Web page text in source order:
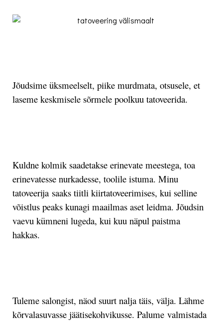
Jõudsime üksmeelselt, piike murdmata, otsusele, et
laseme keskmisele sõrmele poolkuu tatoveerida.
Kuldne kolmik saadetakse erinevate meestega, toa
erinevatesse nurkadesse, toolile istuma. Minu
tatoveerija saaks tiitli kiirtatoveerimises, kui selline
võistlus peaks kunagi maailmas aset leidma. Jõudsin
vaevu kümneni lugeda, kui kuu näpul paistma
hakkas.
Tuleme salongist, näod suurt nalja täis, välja. Lähme
kõrvalasuvasse jäätisekohvikusse. Palume valmistada